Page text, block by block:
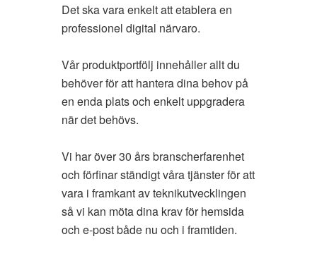
Det ska vara enkelt att etablera en
professionel digital närvaro.
Vår produktportfölj innehåller allt du
behöver för att hantera dina behov på
en enda plats och enkelt uppgradera
när det behövs.
Vi har över 30 års branscherfarenhet
och förfinar ständigt våra tjänster för att
vara i framkant av teknikutvecklingen
så vi kan möta dina krav för hemsida
och e-post både nu och i framtiden.